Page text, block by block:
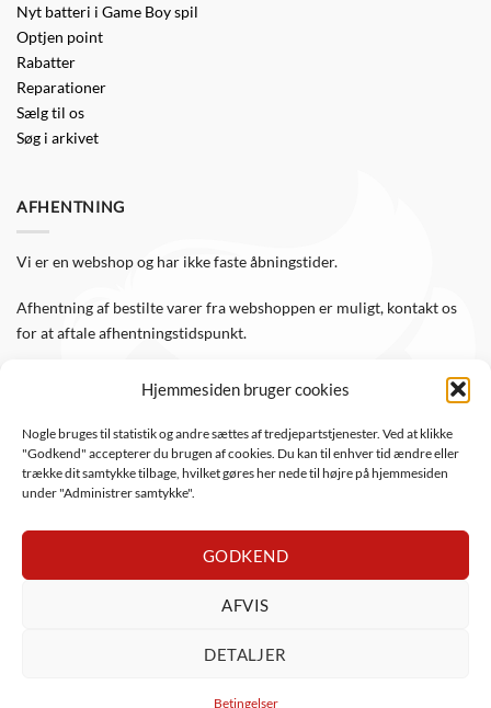
Hjemmesiden bruger cookies
Nogle bruges til statistik og andre sættes af tredjepartstjenester. Ved at klikke
"Godkend" accepterer du brugen af cookies. Du kan til enhver tid ændre eller
trække dit samtykke tilbage, hvilket gøres her nede til højre på hjemmesiden
under "Administrer samtykke".
GODKEND
AFVIS
DETALJER
Betingelser
Nyt batteri i Game Boy spil
Optjen point
Rabatter
Reparationer
Sælg til os
Søg i arkivet
AFHENTNING
Vi er en webshop og har ikke faste åbningstider.
Afhentning af bestilte varer fra webshoppen er muligt, kontakt os
for at aftale afhentningstidspunkt.
Følg WTS Retro på de sociale medier, så er du altid opdateret.
Electron